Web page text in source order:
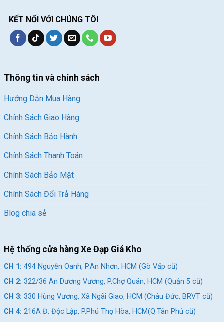
KẾT NỐI VỚI CHÚNG TÔI
Thông tin và chính sách
Hướng Dẫn Mua Hàng
Chính Sách Giao Hàng
Chính Sách Bảo Hành
Chính Sách Thanh Toán
Chính Sách Bảo Mật
Chính Sách Đổi Trả Hàng
Blog chia sẻ
Hệ thống cửa hàng Xe Đạp Giá Kho
CH 1: 494 Nguyễn Oanh, P.An Nhơn, HCM (Gò Vấp cũ)
CH 2: 322/36 An Dương Vương, P.Chợ Quán, HCM (Quận 5 cũ)
CH 3: 330 Hùng Vương, Xã Ngãi Giao, HCM (Châu Đức, BRVT cũ)
CH 4: 216A Đ. Độc Lập, P.Phú Thọ Hòa, HCM(Q.Tân Phú cũ)